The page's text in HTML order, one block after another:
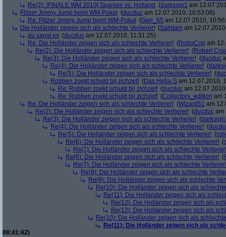
Re(2): [FINALE WM 2010] Spanien vs. Holland (darksign1 am
Flitzer Jimmy Jump beim WM-Pokal
(ducduc am 12.07.2010, 10:53:08)
Re: Flitzer Jimmy Jump beim WM-Pokal
(Geri_65 am 12.07.2010,
Die Holländer zeigen sich als schlechte Verlierer! (Sajhtam am
du sagst es (ducduc am 12.07.2010, 11:31:25)
Re: Die Holländer zeigen sich als schlechte Verlierer! (RoboCop am
Re(2): Die Holländer zeigen sich als schlechte Verlierer! (Robert
Re(3): Die Holländer zeigen sich als schlechte Verlierer! (ducduc
Re(4): Die Holländer zeigen sich als schlechte Verlierer! (
Re(5): Die Holländer zeigen sich als schlechte Verlierer! (
Robben zoekt schuld bij zichzelf(Das Hella-S am 12.07.2010,
Re: Robben zoekt schuld bij zichzelf(ducduc am
Re: Robben zoekt schuld bij zichzelf(Collectors_edition am
Re: Die Holländer zeigen sich als schlechte Verlierer! (Wizard51 am
Re(2): Die Holländer zeigen sich als schlechte Verlierer! (ducduc am
Re(3): Die Holländer zeigen sich als schlechte Verlierer! (
Re(4): Die Holländer zeigen sich als schlechte Verlierer! (
Re(5): Die Holländer zeigen sich als schlechte Verlierer! (
Re(6): Die Holländer zeigen sich als schlechte Verlierer! (
Re(7): Die Holländer zeigen sich als schlechte Verlierer!
Re(6): Die Holländer zeigen sich als schlechte Verlierer! (
Re(7): Die Holländer zeigen sich als schlechte Verlierer!
Re(8): Die Holländer zeigen sich als schlechte
Re(9): Die Holländer zeigen sich als schlechte
Re(10): Die Holländer zeigen sich als
Re(11): Die Holländer zeigen sich als
Re(12): Die Holländer zeigen sich als
Re(12): Die Holländer zeigen sich als
Re(10): Die Holländer zeigen sich als
Re(11): Die Holländer zeigen sich als
08:41:42)